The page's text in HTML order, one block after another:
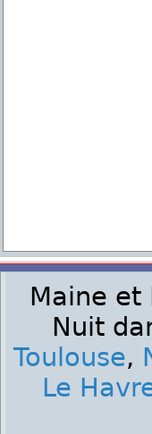
Maine et
Nuit
Toulouse,
Le